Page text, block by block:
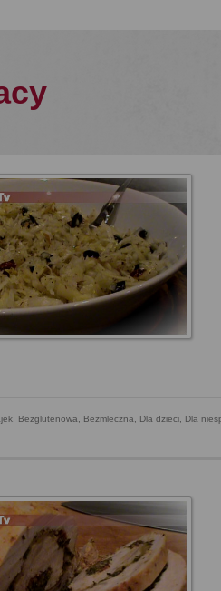
, Bezglutenowa, Bezmleczna, Dla dzieci, Dla